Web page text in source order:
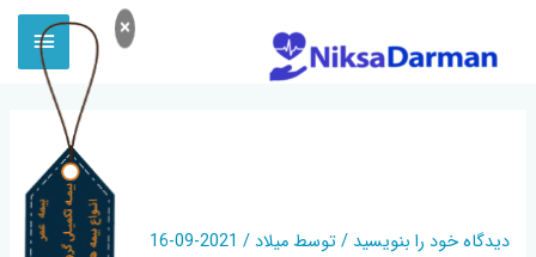
×
TAREFE_AMBOOLANCE_140
دیدگاه‌ خود را بنویسید / توسطمیلاد/
2021-09-16